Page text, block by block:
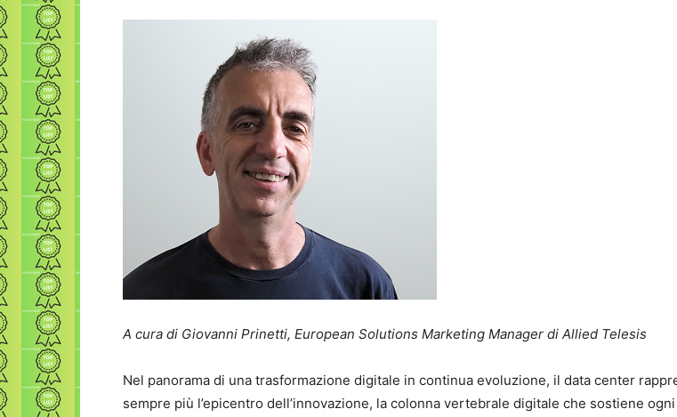
A cura di Giovanni Prinetti, European Solutions Marketing Manager di Allied Telesis
Nel panorama di una trasformazione digitale in continua evoluzione, il data center
sempre più l’epicentro dell’innovazione, la colonna vertebrale digitale che sostiene